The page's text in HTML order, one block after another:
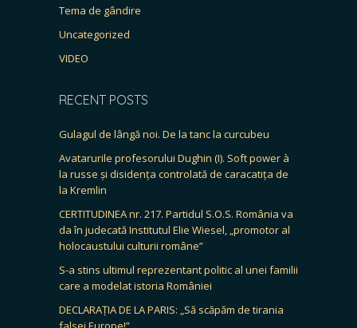
Tema de gândire
Uncategorized
VIDEO
RECENT POSTS
Gulagul de lângă noi. De la tanc la curcubeu
Avatarurile profesorului Dughin (I). Soft power à
la russe și disidența controlată de caracatița de
la Kremlin
CERTITUDINEA nr. 217. Partidul S.O.S. România va
da în judecată Institutul Elie Wiesel, „promotor al
holocaustului culturii române”
S-a stins ultimul reprezentant politic al unei familii
care a modelat istoria României
DECLARAȚIA DE LA PARIS: „Să scăpăm de tirania